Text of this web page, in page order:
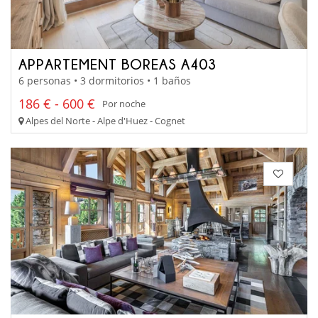
APPARTEMENT BOREAS A403
6 personas • 3 dormitorios • 1 baños
186 € - 600 €
Por noche
Alpes del Norte - Alpe d'Huez - Cognet